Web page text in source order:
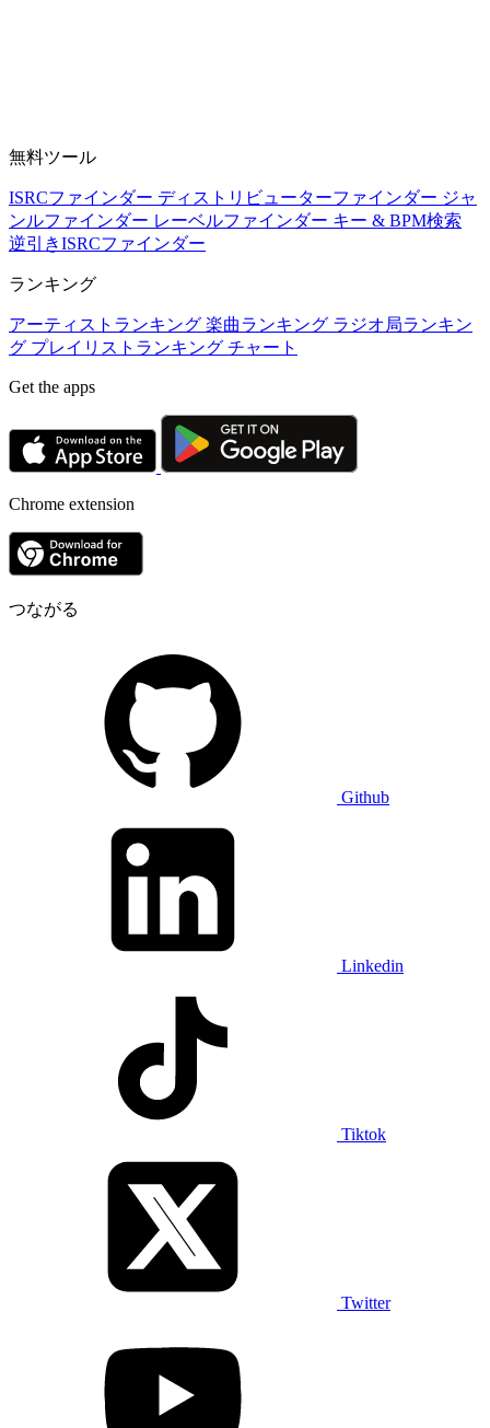
無料ツール
ISRCファインダー ディストリビューターファインダー ジャ
ンルファインダー レーベルファインダー キー & BPM検索
逆引きISRCファインダー
ランキング
アーティストランキング 楽曲ランキング ラジオ局ランキン
グ プレイリストランキング チャート
Get the apps
Chrome extension
つながる
Github
Linkedin
Tiktok
Twitter